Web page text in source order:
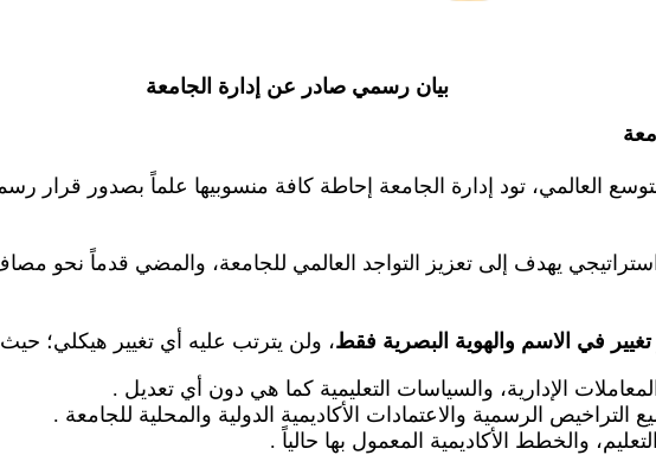
بيان رسمي صادر عن إدارة الجامعة
العالمي، تود إدارة الجامعة إحاطة كافة منسوبيها علماً بصدور
يهدف إلى تعزيز التواجد العالمي للجامعة، والمضي قدماً نحو
تغيير في الاسم والهوية البصرية فقط، ولن يترتب عليه أي تغيير هيكلي؛
الإدارية، والسياسات التعليمية كما هي دون أي تعديل .
الرسمية والاعتمادات الأكاديمية الدولية والمحلية للجامعة .
والخطط الأكاديمية المعمول بها حالياً .